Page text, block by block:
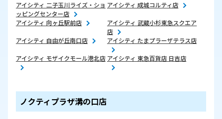
アイシティ 二子玉川ライズ・ショ
ッピングセンター店
アイシティ 成城コルティ店
アイシティ 向ヶ丘駅前店
アイシティ 武蔵小杉東急スクエア
店
アイシティ 自由が丘南口店
アイシティ たまプラーザテラス店
アイシティ モザイクモール港北店 アイシティ 東急百貨店 日吉店
ノクティプラザ溝の口店